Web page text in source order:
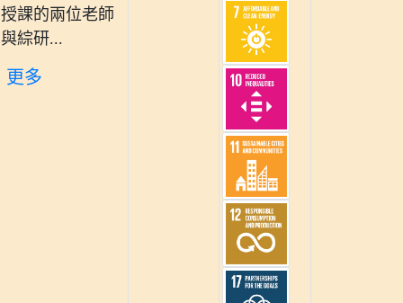
授課的兩位老師
與綜研...
更多